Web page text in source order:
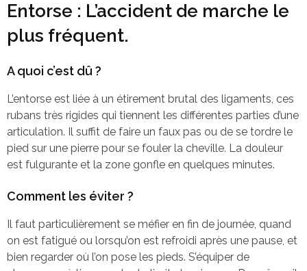
Entorse : L’accident de marche le
plus fréquent.
A quoi c’est dû ?
L’entorse est liée à un étirement brutal des ligaments, ces
rubans très rigides qui tiennent les différentes parties d’une
articulation. Il suffit de faire un faux pas ou de se tordre le
pied sur une pierre pour se fouler la cheville. La douleur
est fulgurante et la zone gonfle en quelques minutes.
Comment les éviter ?
Il faut particulièrement se méfier en fin de journée, quand
on est fatigué ou lorsqu’on est refroidi après une pause, et
bien regarder où l’on pose les pieds. S’équiper de